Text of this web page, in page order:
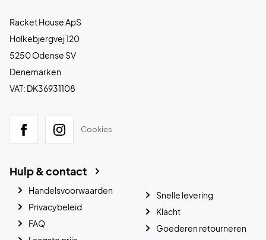
Racket House ApS
Holkebjergvej 120
5250 Odense SV
Denemarken
VAT: DK36931108
Cookies
Hulp & contact
Handelsvoorwaarden
Privacybeleid
FAQ
Snelle levering
Klacht
Goederen retourneren